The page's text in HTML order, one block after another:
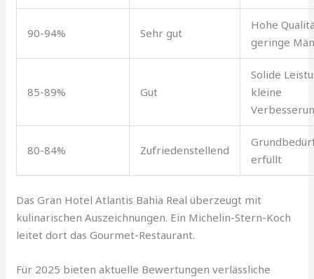
90-94% Sehr gut
Hohe
geringe
85-89% Gut
Solide
kleine
80-84% Zufriedenstellend
erfüllt
Das Gran Hotel Atlantis Bahia Real überzeugt mit
kulinarischen Auszeichnungen. Ein Michelin-Stern-Koch
leitet dort das Gourmet-Restaurant.
Für 2025 bieten aktuelle Bewertungen verlässliche